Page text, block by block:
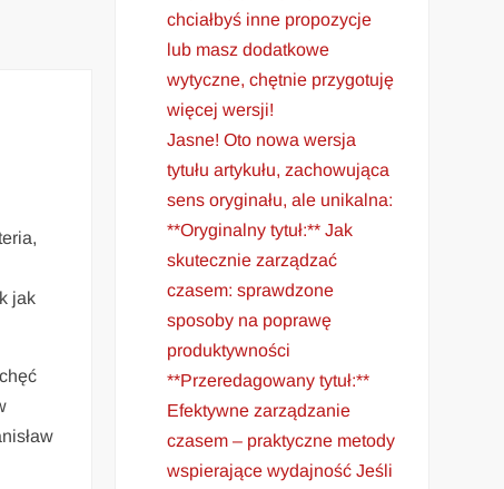
jak
chciałbyś inne propozycje
lub masz dodatkowe
wytyczne, chętnie przygotuję
więcej wersji!
Jasne! Oto nowa wersja
tytułu artykułu, zachowująca
sens oryginału, ale unikalna:
**Oryginalny tytuł:** Jak
skutecznie zarządzać
czasem: sprawdzone
sposoby na poprawę
produktywności
**Przeredagowany tytuł:**
Efektywne zarządzanie
czasem – praktyczne metody
wspierające wydajność Jeśli